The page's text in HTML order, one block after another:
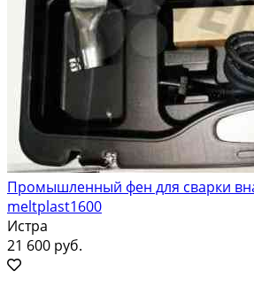
Промышленный фен для сварки
meltplast1600
Истра
21 600 руб.